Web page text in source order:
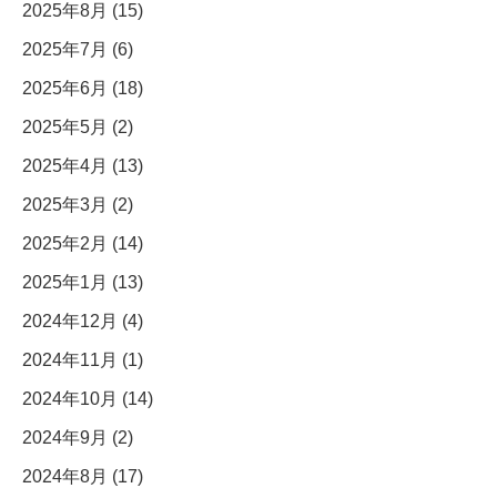
2025年8月 (15)
2025年7月 (6)
2025年6月 (18)
2025年5月 (2)
2025年4月 (13)
2025年3月 (2)
2025年2月 (14)
2025年1月 (13)
2024年12月 (4)
2024年11月 (1)
2024年10月 (14)
2024年9月 (2)
2024年8月 (17)